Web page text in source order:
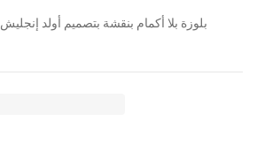
بلوزة بلا أكمام بنقشة بتصميم أولد إنجليش